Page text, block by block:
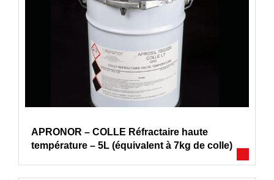
APRONOR – COLLE Réfractaire haute
température – 5L (équivalent à 7kg de colle)